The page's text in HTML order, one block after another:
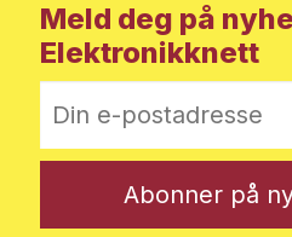
Meld deg på
Elektronikknett